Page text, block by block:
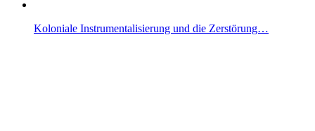
Koloniale Instrumentalisierung und die Zerstörung…